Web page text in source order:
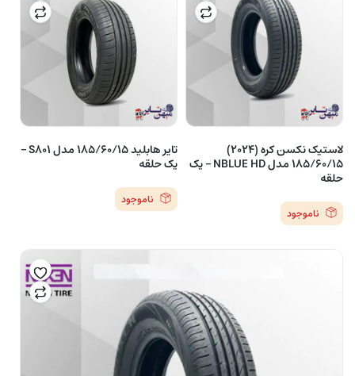
لاستیک نکسن کره (2024)
185/60/15 مدل NBLUE HD – یک
حلقه
ناموجود
تایر هابلید 185/60/15 مدل S801 –
یک حلقه
ناموجود